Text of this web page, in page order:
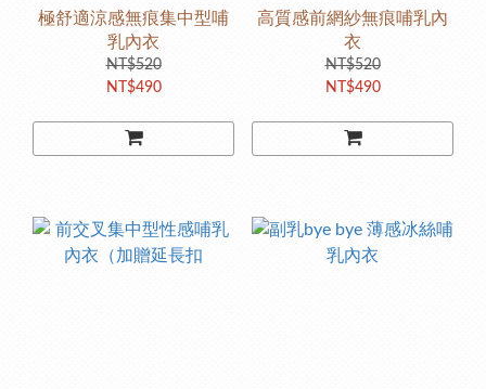
極舒適涼感無痕集中型哺
乳內衣
NT$520
NT$490
高質感前網紗無痕哺乳內
衣
NT$520
NT$490